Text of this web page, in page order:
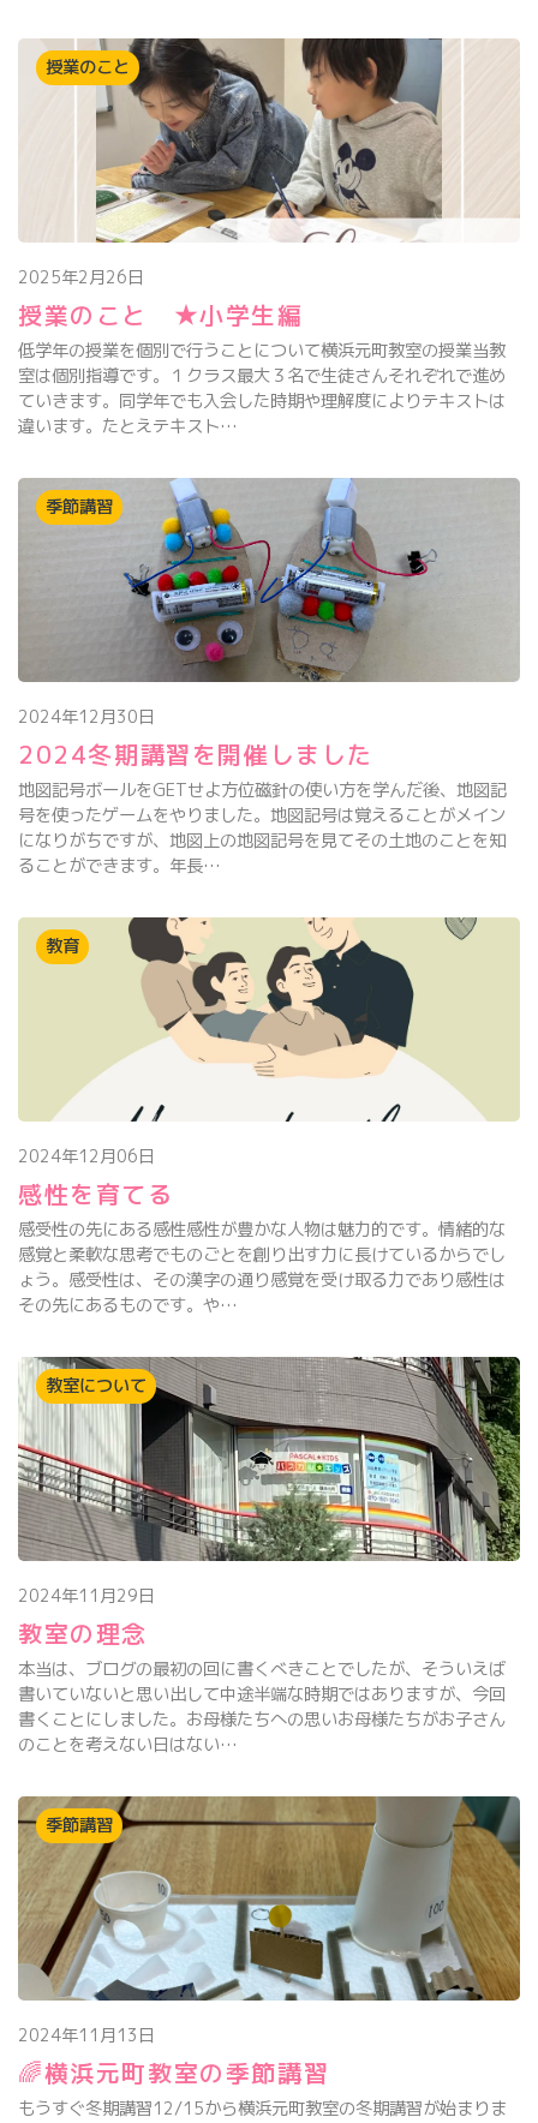
授業のこと
2025年2月26日
授業のこと ★小学生編
低学年の授業を個別で行うことについて横浜元町教室の授業当教
室は個別指導です。１クラス最大３名で生徒さんそれぞれで進め
ていきます。同学年でも入会した時期や理解度によりテキストは
違います。たとえテキスト…
季節講習
2024年12月30日
2024冬期講習を開催しました
地図記号ボールをGETせよ方位磁針の使い方を学んだ後、地図記
号を使ったゲームをやりました。地図記号は覚えることがメイン
になりがちですが、地図上の地図記号を見てその土地のことを知
ることができます。年長…
教育
2024年12月06日
感性を育てる
感受性の先にある感性感性が豊かな人物は魅力的です。情緒的な
感覚と柔軟な思考でものごとを創り出す力に長けているからでし
ょう。感受性は、その漢字の通り感覚を受け取る力であり感性は
その先にあるものです。や…
教室について
2024年11月29日
教室の理念
本当は、ブログの最初の回に書くべきことでしたが、そういえば
書いていないと思い出して中途半端な時期ではありますが、今回
書くことにしました。お母様たちへの思いお母様たちがお子さん
のことを考えない日はない…
季節講習
2024年11月13日
🌈横浜元町教室の季節講習
もうすぐ冬期講習12/15から横浜元町教室の冬期講習が始まりま